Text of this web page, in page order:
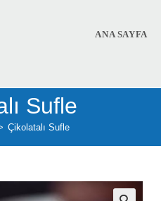
ANA SAYFA
Sufle
Çikolatalı Sufle